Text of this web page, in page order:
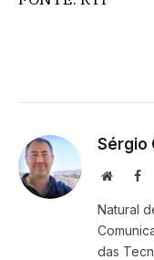
Sérgio
Website
Natural
das